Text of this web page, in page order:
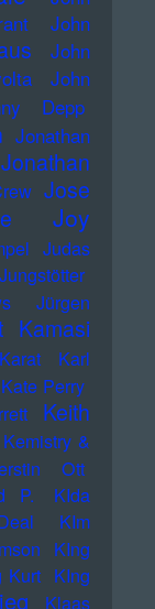
John
John
John
Depp
Jonathan
Jonathan
Jose
Joy
Judas
Jungstötter
Jürgen
Kamasi
Karat
Karl
Kate Perry
Keith
Kemistry &
Ott
P.
KIda
KIm
KIng
Kurt KIng
Klaas